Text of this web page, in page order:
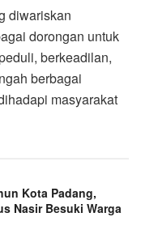
diwariskan
dorongan untuk
berkeadilan,
berbagai
masyarakat
Kota Padang,
Nasir Besuki Warga